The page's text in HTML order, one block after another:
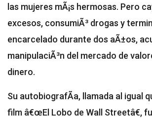
las mujeres mÃ¡s hermosas. Pero
excesos, consumiÃ³ drogas y
encarcelado durante dos aÃ±os,
manipulaciÃ³n del mercado de
dinero.
Su autobiografÃ­a, llamada al igual
film â€œEl Lobo de Wall Streetâ€,